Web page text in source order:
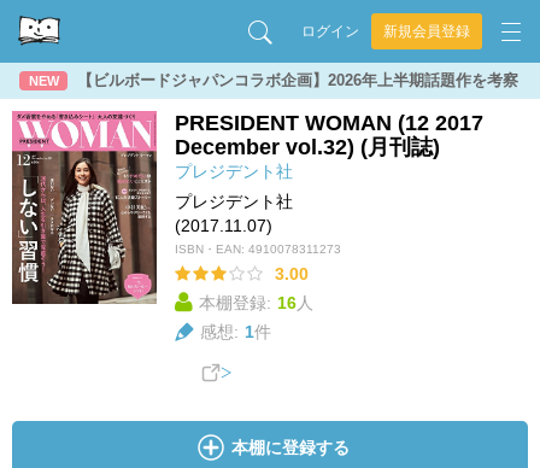
ログイン 新規会員登録
NEW 【ビルボードジャパンコラボ企画】2026年上半期話題作を考察
PRESIDENT WOMAN (12 2017
December vol.32) (月刊誌)
プレジデント社
プレジデント社
(2017.11.07)
ISBN・EAN: 4910078311273
3.00
本棚登録: 16人
感想: 1件
本棚に登録する